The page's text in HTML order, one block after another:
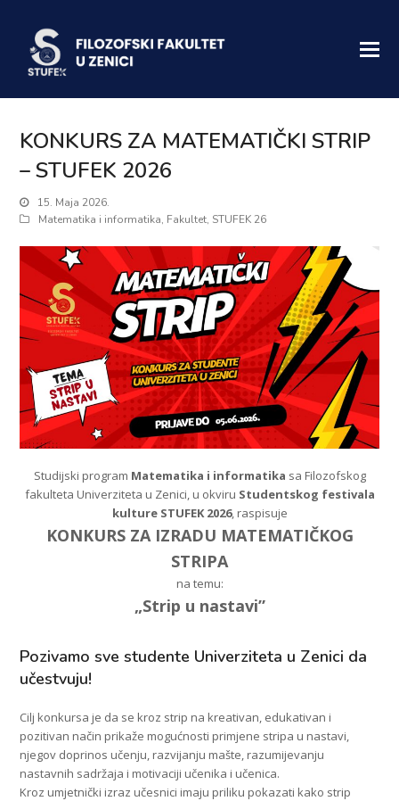
KONKURS ZA MATEMATIČKI STRIP
– STUFEK 2026
15. Maja 2026.
Matematika i informatika, Fakultet, STUFEK 26
Studijski program Matematika i informatika sa Filozofskog
fakulteta Univerziteta u Zenici, u okviru Studentskog festivala
kulture STUFEK 2026, raspisuje
KONKURS ZA IZRADU MATEMATIČKOG
STRIPA
na temu:
„Strip u nastavi”
Pozivamo sve studente Univerziteta u Zenici da
učestvuju!
Cilj konkursa je da se kroz strip na kreativan, edukativan i
pozitivan način prikaže mogućnosti primjene stripa u nastavi,
njegov doprinos učenju, razvijanju mašte, razumijevanju
nastavnih sadržaja i motivaciji učenika i učenica.
Kroz umjetnički izraz učesnici imaju priliku pokazati kako strip